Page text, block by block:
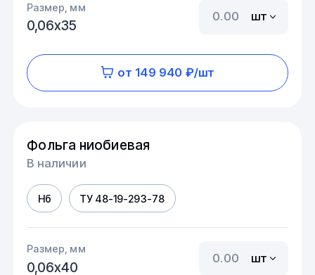
Размер, мм
0,06х35
шт
от 149 940 ₽/шт
Фольга ниобиевая
В наличии
Нб ТУ 48-19-293-78
Размер, мм
0,06х40
шт